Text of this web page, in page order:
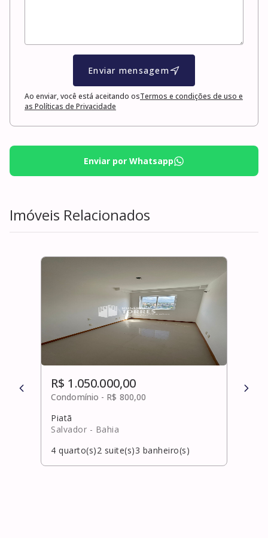
Enviar mensagem
Ao enviar, você está aceitando osTermos e condições de uso e
as Políticas de Privacidade
Enviar por Whatsapp
Imóveis Relacionados
R$ 1.050.000,00
Condomínio - R$ 800,00
Piatã
Salvador - Bahia
4 quarto(s)2 suite(s)3 banheiro(s)
R$